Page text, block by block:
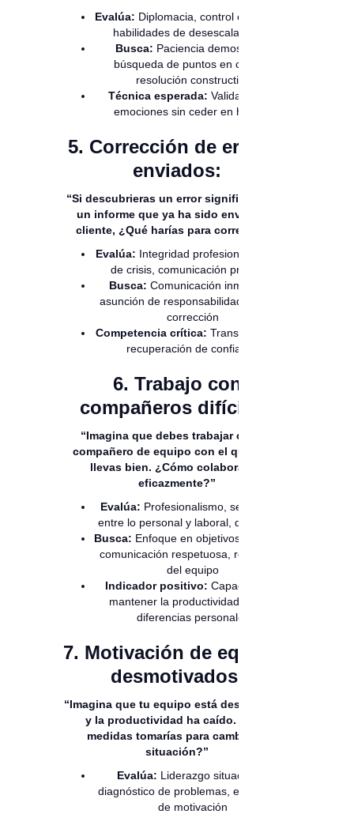
Evalúa: Diplomacia, control emocional,
habilidades de desescalamiento
Busca: Paciencia demostrada,
búsqueda de puntos en común,
resolución constructiva
Técnica esperada: Validación de
emociones sin ceder en hechos
5. Corrección de errores
enviados:
“Si descubrieras un error significativo en
un informe que ya ha sido enviado al
cliente, ¿Qué harías para corregirlo?”
Evalúa: Integridad profesional, gestión
de crisis, comunicación proactiva
Busca: Comunicación inmediata,
asunción de responsabilidad, plan de
corrección
Competencia crítica: Transparencia y
recuperación de confianza
6. Trabajo con
compañeros difíciles:
“Imagina que debes trabajar con un
compañero de equipo con el que no te
llevas bien. ¿Cómo colaborarías
eficazmente?”
Evalúa: Profesionalismo, separación
entre lo personal y laboral, diplomacia
Busca: Enfoque en objetivos comunes,
comunicación respetuosa, resultados
del equipo
Indicador positivo: Capacidad de
mantener la productividad pese a
diferencias personales
7. Motivación de equipos
desmotivados:
“Imagina que tu equipo está desmotivado
y la productividad ha caído. ¿Qué
medidas tomarías para cambiar la
situación?”
Evalúa: Liderazgo situacional,
diagnóstico de problemas, estrategias
de motivación